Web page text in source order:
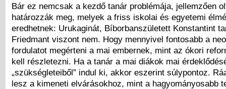
Bár ez nemcsak a kezdő tanár problémája, jellemzően
határozzák meg, melyek a friss iskolai és egyetemi
eredhetnek: Urukaginát, Bíborbanszületett Konstantint
Friedmant viszont nem. Hogy mennyivel fontosabb a
fordulatot megérteni a mai embernek, mint az ókori
kell részletezni. Ha a tanár a mai diákok mai
„szükségleteiből” indul ki, akkor eszerint súlypontoz.
lesz a kimeneti elvárásokhoz, mint a hagyományosabb